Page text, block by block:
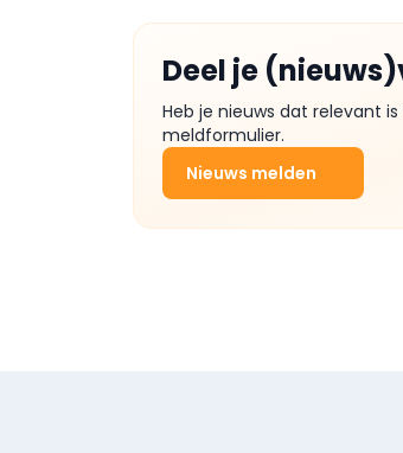
Deel je
Heb je nieuws dat relevant
meldformulier.
Nieuws melden